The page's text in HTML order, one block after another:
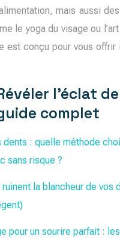
mais aussi
le yoga du visage ou l’art
est conçu pour vous offrir
l’éclat
complet
dents : quelle méthode
sans risque ?
la blancheur de vos
pour un sourire parfait :